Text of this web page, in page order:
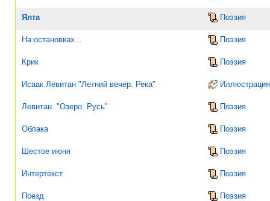
Ялта Поэзия
На остановках... Поэзия
Крик Поэзия
Исаак Левитан "Летний вечер. Река"
Левитан. "Озеро. Русь" Поэзия
Облака Поэзия
Шестое июня Поэзия
Интертекст Поэзия
Поезд Поэзия